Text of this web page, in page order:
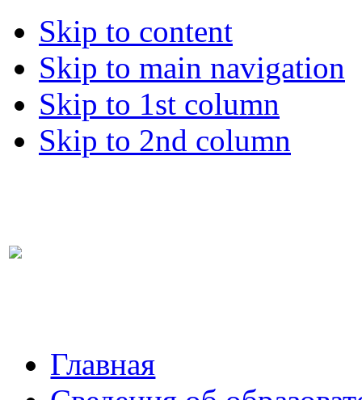
Skip to content
Skip to main navigation
Skip to 1st column
Skip to 2nd column
Главная